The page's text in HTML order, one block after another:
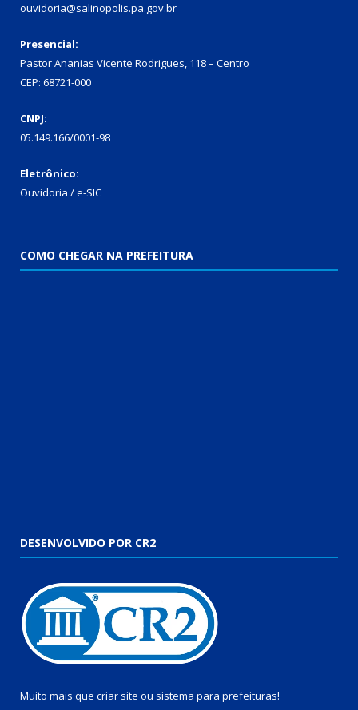
ouvidoria@salinopolis.pa.gov.br
Presencial:
Pastor Ananias Vicente Rodrigues, 118 – Centro
CEP: 68721-000
CNPJ:
05.149.166/0001-98
Eletrônico:
Ouvidoria / e-SIC
COMO CHEGAR NA PREFEITURA
DESENVOLVIDO POR CR2
Muito mais que criar site ou sistema para prefeituras!